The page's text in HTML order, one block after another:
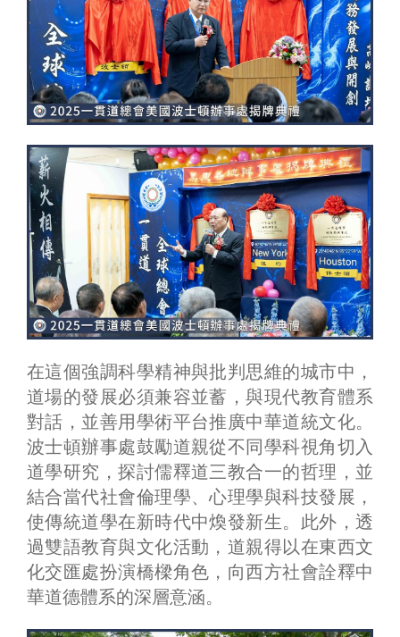
在這個強調科學精神與批判思維的城市中，
道場的發展必須兼容並蓄，與現代教育體系
對話，並善用學術平台推廣中華道統文化。
波士頓辦事處鼓勵道親從不同學科視角切入
道學研究，探討儒釋道三教合一的哲理，並
結合當代社會倫理學、心理學與科技發展，
使傳統道學在新時代中煥發新生。此外，透
過雙語教育與文化活動，道親得以在東西文
化交匯處扮演橋樑角色，向西方社會詮釋中
華道德體系的深層意涵。